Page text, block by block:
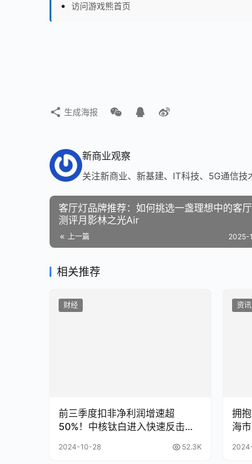
访问游戏熊首页
生成海报
新商业观察
关注新商业、新基建、IT科技、5G通信技
客厅灯品牌推荐：如何挑选一盏理想中的客厅
测评月影林之光Air
上一篇 2025-
相关推荐
财经
前三季度扣非净利润增速超
50%！中核钛白进入快速反击时
2024-10-28 52.3K
资讯
拥
海